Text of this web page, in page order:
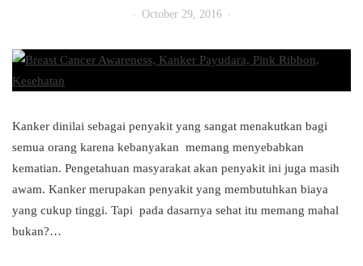
October 29, 2016
Kanker dinilai sebagai penyakit yang sangat menakutkan bagi
semua orang karena kebanyakan memang menyebabkan
kematian. Pengetahuan masyarakat akan penyakit ini juga masih
awam. Kanker merupakan penyakit yang membutuhkan biaya
yang cukup tinggi. Tapi pada dasarnya sehat itu memang mahal
bukan?…